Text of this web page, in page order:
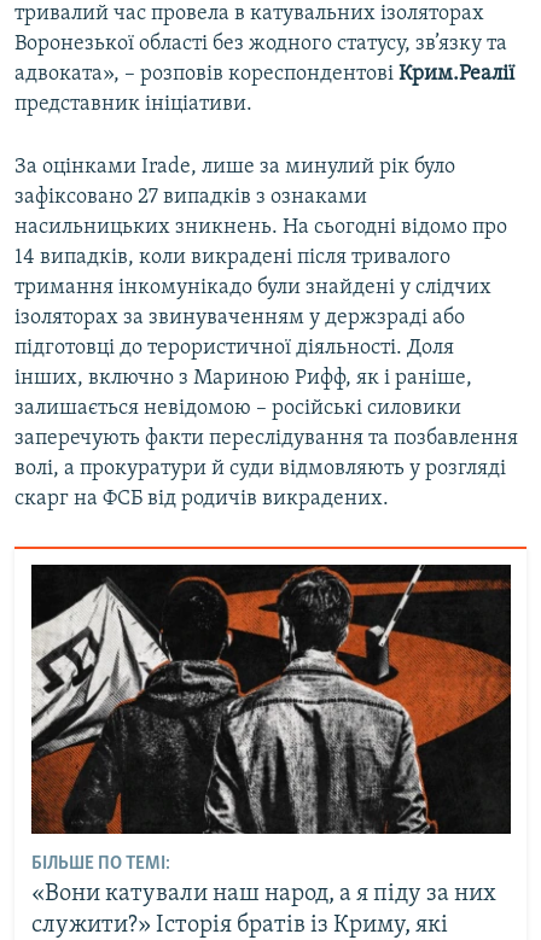
тривалий час провела в катувальних ізоляторах
Воронезької області без жодного статусу, зв’язку та
адвоката», – розповів кореспондентові Крим.Реалії
представник ініціативи.
За оцінками Irade, лише за минулий рік було
зафіксовано 27 випадків з ознаками
насильницьких зникнень. На сьогодні відомо про
14 випадків, коли викрадені після тривалого
тримання інкомунікадо були знайдені у слідчих
ізоляторах за звинуваченням у держзраді або
підготовці до терористичної діяльності. Доля
інших, включно з Мариною Рифф, як і раніше,
залишається невідомою – російські силовики
заперечують факти переслідування та позбавлення
волі, а прокуратури й суди відмовляють у розгляді
скарг на ФСБ від родичів викрадених.
БІЛЬШЕ ПО ТЕМІ:
«Вони катували наш народ, а я піду за них
служити?» Історія братів із Криму, які